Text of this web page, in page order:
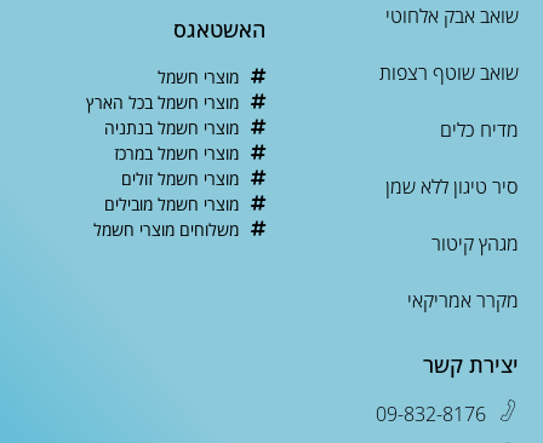
שואב אבק אלחוטי
שואב שוטף רצפות
מדיח כלים
סיר טיגון ללא שמן
מגהץ קיטור
מקרר אמריקאי
האשטאגס
מוצרי חשמל
מוצרי חשמל בכל הארץ
מוצרי חשמל בנתניה
מוצרי חשמל במרכז
מוצרי חשמל זולים
מוצרי חשמל מובילים
משלוחים מוצרי חשמל
יצירת קשר
09-832-8176